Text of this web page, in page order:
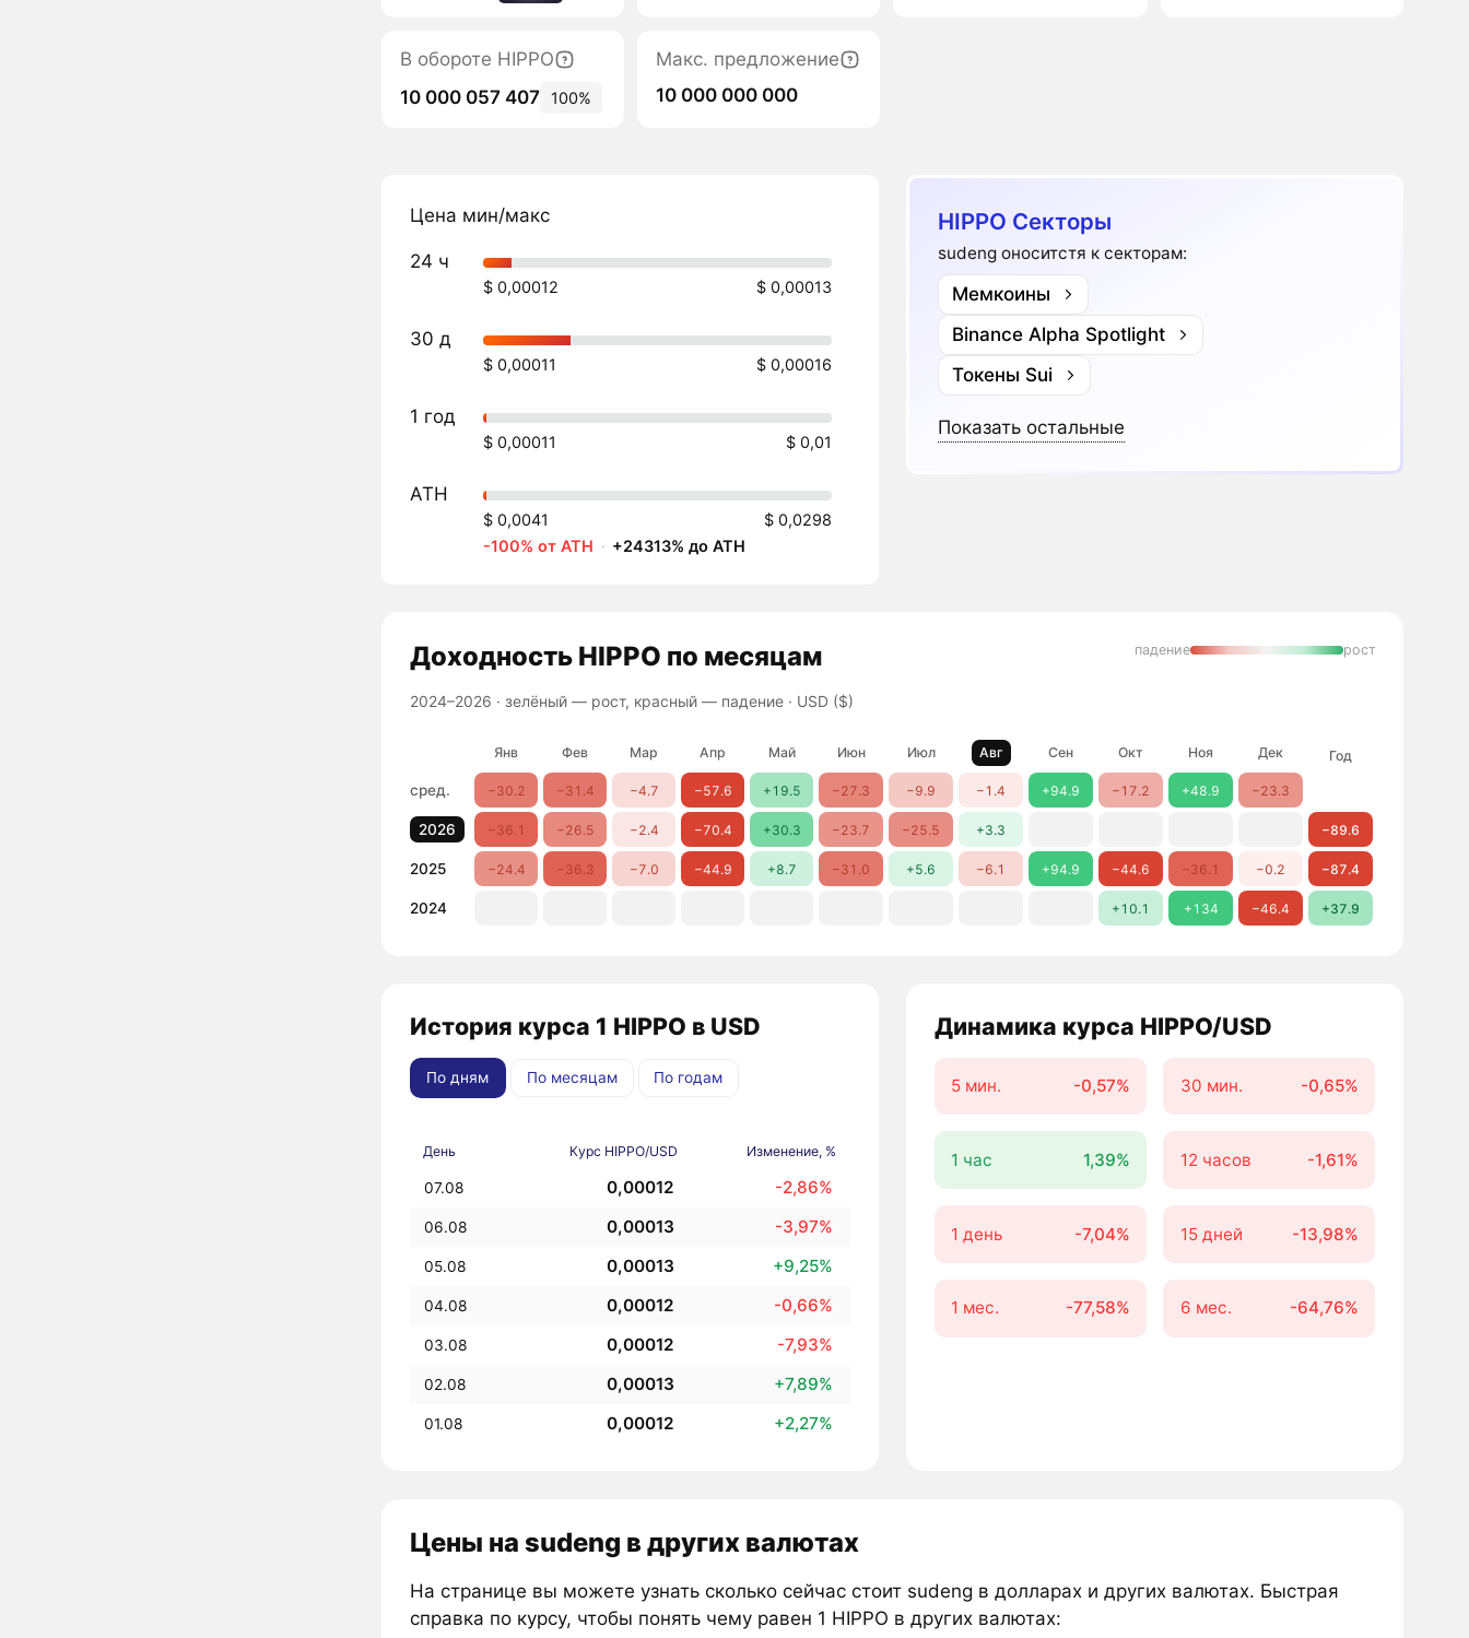
В обороте HIPPO
10 000 057 407
100%
Макс. предложение
10 000 000 000
Цена мин/макс
24 ч
$ 0,00012 $ 0,00013
30 д
$ 0,00011 $ 0,00016
1 год
$ 0,00011 $ 0,01
ATH
$ 0,0041
$ 0,0298
-100% от ATH · +24313% до ATH
HIPPO Секторы
sudeng оноситстя к секторам:
Мемкоины
Binance Alpha Spotlight
Токены Sui
Показать остальные
ДоходностьHIPPO по месяцам
2024–2026 · зелёный — рост, красный — падение· USD ($)
падение рост
Янв Фев Мар Апр Май Июн Июл Авг Сен Окт Ноя Дек Год
сред. −30.2 −31.4 −4.7 −57.6 +19.5 −27.3 −9.9 −1.4 +94.9 −17.2 +48.9 −23.3
2026 −36.1 −26.5 −2.4 −70.4 +30.3 −23.7 −25.5 +3.3 −89.6
2025 −24.4 −36.3 −7.0 −44.9 +8.7 −31.0 +5.6 −6.1 +94.9 −44.6 −36.1 −0.2 −87.4
2024 +10.1 +134 −46.4 +37.9
История курса 1 HIPPO в USD
По дням По месяцам По годам
День Курс HIPPO/USD Изменение, %
07.08 0,00012 -2,86%
06.08 0,00013 -3,97%
05.08 0,00013 +9,25%
04.08 0,00012 -0,66%
03.08 0,00012 -7,93%
02.08 0,00013 +7,89%
01.08 0,00012 +2,27%
Динамика курса HIPPO/USD
5 мин. -0,57% 30 мин. -0,65%
1 час 1,39% 12 часов -1,61%
1 день -7,04% 15 дней -13,98%
1 мес. -77,58% 6 мес. -64,76%
Цены на sudeng в других валютах
На странице вы можете узнать сколько сейчас стоит sudeng в долларах и других валютах. Быстрая
справка по курсу, чтобы понять чему равен 1 HIPPO в других валютах: